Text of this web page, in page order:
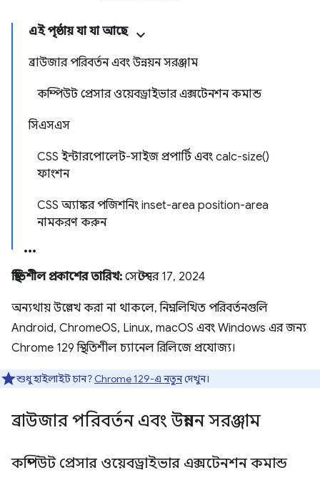
এই পৃষ্ঠায় যা যা আছে
ব্রাউজার পরিবর্তন এবং উন্নয়ন সরঞ্জাম
কম্পিউট প্রেসার ওয়েবড্রাইভার এক্সটেনশন কমান্ড
সিএসএস
CSS ইন্টারপোলেট-সাইজ প্রপার্টি এবং calc-size()
ফাংশন
CSS অ্যাঙ্কর পজিশনিং inset-area position-area
নামকরণ করুন
স্থিতিশীল প্রকাশের তারিখ: সেপ্টেম্বর 17, 2024
অন্যথায় উল্লেখ করা না থাকলে, নিম্নলিখিত পরিবর্তনগুলি
Android, ChromeOS, Linux, macOS এবং Windows এর জন্য
Chrome 129 স্থিতিশীল চ্যানেল রিলিজে প্রযোজ্য।
শুধু হাইলাইট চান? Chrome 129-এ নতুনদেখুন।
ব্রাউজার পরিবর্তন এবং উন্নয়ন সরঞ্জাম
কম্পিউট প্রেসার ওয়েবড্রাইভার এক্সটেনশন কমান্ড